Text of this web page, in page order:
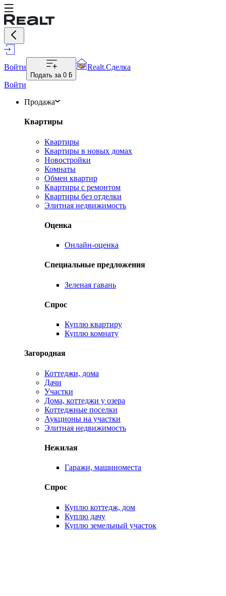
Войти
Подать за 0 ƃ
Realt.Сделка
Войти
Продажа
Квартиры
Квартиры
Квартиры в новых домах
Новостройки
Комнаты
Обмен квартир
Квартиры с ремонтом
Квартиры без отделки
Элитная недвижимость
Оценка
Онлайн-оценка
Специальные предложения
Зеленая гавань
Спрос
Куплю квартиру
Куплю комнату
Загородная
Коттеджи, дома
Дачи
Участки
Дома, коттеджи у озера
Коттеджные поселки
Аукционы на участки
Элитная недвижимость
Нежилая
Гаражи, машиноместа
Спрос
Куплю коттедж, дом
Куплю дачу
Куплю земельный участок